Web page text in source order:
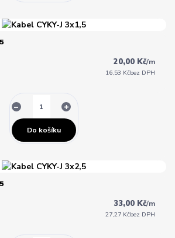
20,00 Kč/m
16,53 Kčbez DPH
Do košíku
33,00 Kč/m
27,27 Kčbez DPH